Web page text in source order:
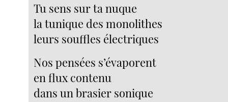
Tu sens sur ta nuque
la tunique des monolithes
leurs souffles électriques
Nos pensées s’évaporent
en flux contenu
dans un brasier sonique